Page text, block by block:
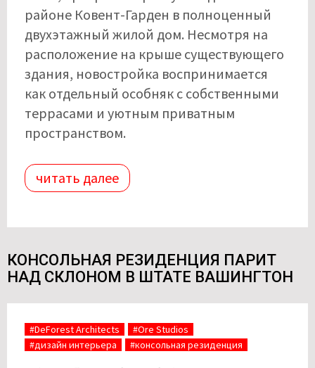
районе Ковент-Гарден в полноценный
двухэтажный жилой дом. Несмотря на
расположение на крыше существующего
здания, новостройка воспринимается
как отдельный особняк с собственными
террасами и уютным приватным
пространством.
читать далее
КОНСОЛЬНАЯ РЕЗИДЕНЦИЯ ПАРИТ
НАД СКЛОНОМ В ШТАТЕ ВАШИНГТОН
#DeForest Architects
#Ore Studios
#дизайн интерьера
#консольная резиденция